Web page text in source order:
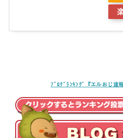
ﾌﾞﾛｸﾞﾗﾝｷﾝｸﾞ『エルおじ速